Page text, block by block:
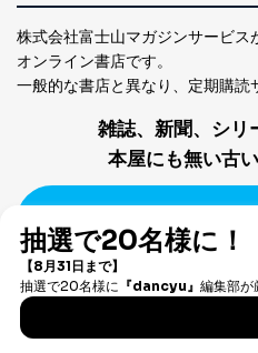
質向上
その他
ため
ータ（開示対象個人情報）
開示等のご請求に対応させて
なお、6、7については、パ
各SNS運営会社様にご請求
ます。
３．個人情報の第三者提供に
当社は、取得した個人情報
本人の同意を得ることなく
ません。ただし、次の場合は
株式会社富士山マガジンサービス
オンライン書店です。
一般的な書店と異なり、 定期購読
雑誌、新聞、シリ
本屋にも無い古
初めてご